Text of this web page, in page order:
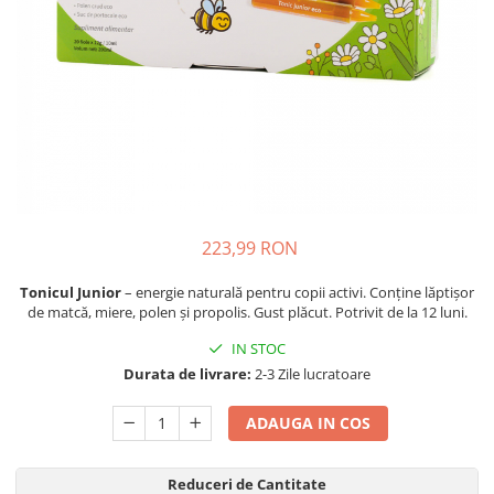
Piele, păr & unghii
Tranzit intestinal
Îngrijirea Tenului
Creme de față
Creme pentru ochi
Colagen
Creatina
Ghimbir
Glucozamina
L-Arginina
Zinc Bisglicinat
223,99 RON
Tonicul Junior– energie naturală pentru copii activi. Conține lăptișor
de matcă, miere, polen și propolis. Gust plăcut. Potrivit de la 12 luni.
IN STOC
Durata de livrare: 2-3 Zile lucratoare
ADAUGA IN COS
Reduceri de Cantitate